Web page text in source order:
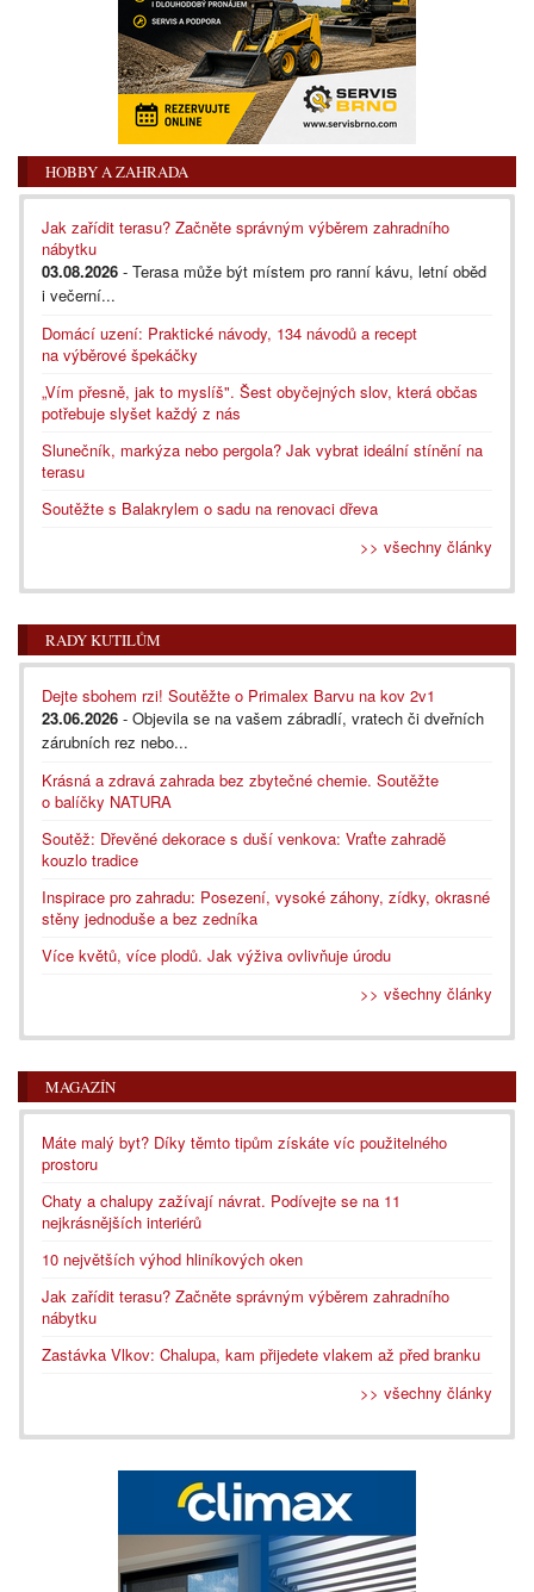
HOBBY A ZAHRADA
Jak zařídit terasu? Začněte správným výběrem zahradního
nábytku
03.08.2026 - Terasa může být místem pro ranní kávu, letní oběd
i večerní...
Domácí uzení: Praktické návody, 134 návodů a recept
na výběrové špekáčky
„Vím přesně, jak to myslíš". Šest obyčejných slov, která občas
potřebuje slyšet každý z nás
Slunečník, markýza nebo pergola? Jak vybrat ideální stínění na
terasu
Soutěžte s Balakrylem o sadu na renovaci dřeva
>> všechny články
RADY KUTILŮM
Dejte sbohem rzi! Soutěžte o Primalex Barvu na kov 2v1
23.06.2026 - Objevila se na vašem zábradlí, vratech či dveřních
zárubních rez nebo...
Krásná a zdravá zahrada bez zbytečné chemie. Soutěžte
o balíčky NATURA
Soutěž: Dřevěné dekorace s duší venkova: Vraťte zahradě
kouzlo tradice
Inspirace pro zahradu: Posezení, vysoké záhony, zídky, okrasné
stěny jednoduše a bez zedníka
Více květů, více plodů. Jak výživa ovlivňuje úrodu
>> všechny články
MAGAZÍN
Máte malý byt? Díky těmto tipům získáte víc použitelného
prostoru
Chaty a chalupy zažívají návrat. Podívejte se na 11
nejkrásnějších interiérů
10 největších výhod hliníkových oken
Jak zařídit terasu? Začněte správným výběrem zahradního
nábytku
Zastávka Vlkov: Chalupa, kam přijedete vlakem až před branku
>> všechny články